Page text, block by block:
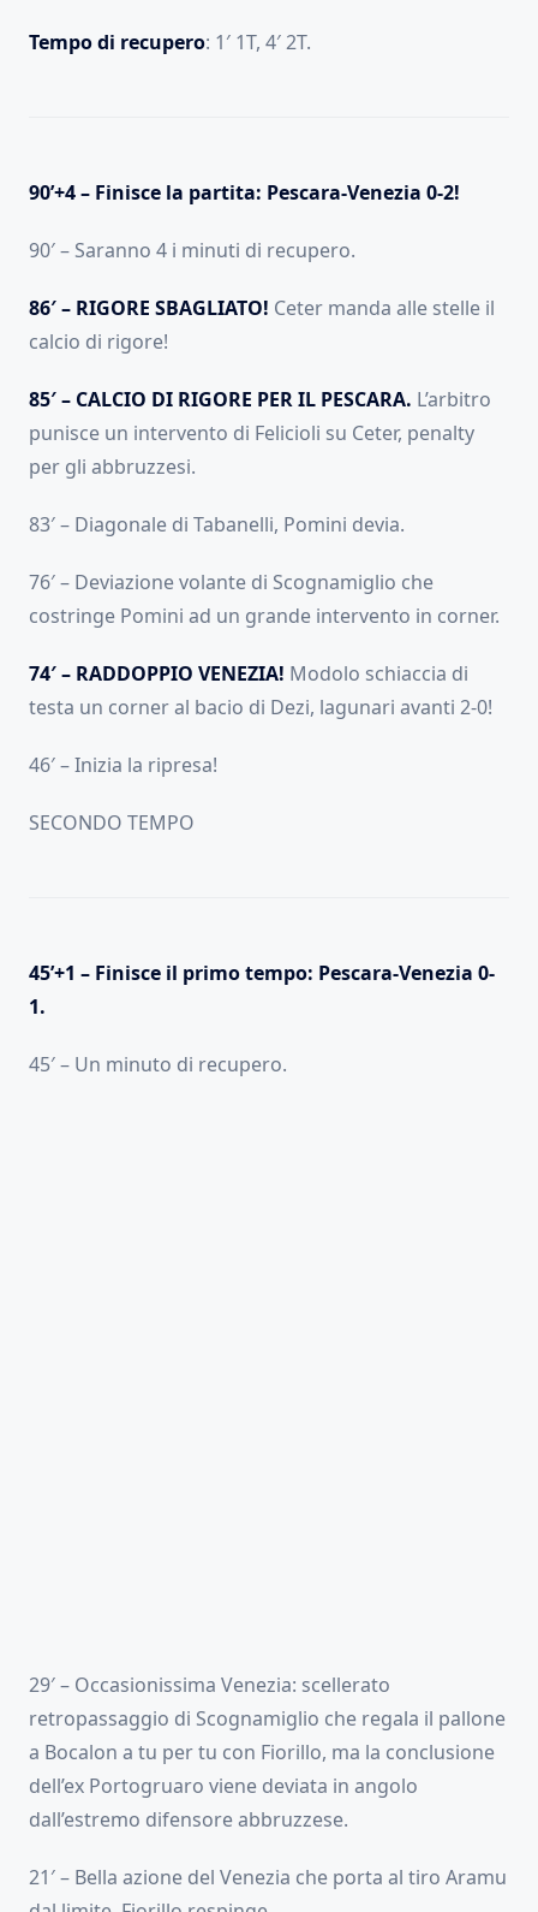
Tempo di recupero: 1′ 1T, 4′ 2T.
90’+4 – Finisce la partita: Pescara-Venezia 0-2!
90′ – Saranno 4 i minuti di recupero.
86′ – RIGORE SBAGLIATO! Ceter manda alle stelle il
calcio di rigore!
85′ – CALCIO DI RIGORE PER IL PESCARA. L’arbitro
punisce un intervento di Felicioli su Ceter, penalty
per gli abbruzzesi.
83′ – Diagonale di Tabanelli, Pomini devia.
76′ – Deviazione volante di Scognamiglio che
costringe Pomini ad un grande intervento in corner.
74′ – RADDOPPIO VENEZIA! Modolo schiaccia di
testa un corner al bacio di Dezi, lagunari avanti 2-0!
46′ – Inizia la ripresa!
SECONDO TEMPO
45’+1 – Finisce il primo tempo: Pescara-Venezia 0-
1.
45′ – Un minuto di recupero.
29′ – Occasionissima Venezia: scellerato
retropassaggio di Scognamiglio che regala il pallone
a Bocalon a tu per tu con Fiorillo, ma la conclusione
dell’ex Portogruaro viene deviata in angolo
dall’estremo difensore abbruzzese.
21′ – Bella azione del Venezia che porta al tiro Aramu